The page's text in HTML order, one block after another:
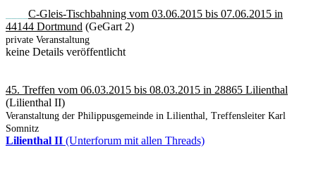
C-Gleis-Tischbahning vom 03.06.2015 bis 07.06.2015 in
44144 Dortmund (GeGart 2)
private Veranstaltung
keine Details veröffentlicht
45. Treffen vom 06.03.2015 bis 08.03.2015 in 28865 Lilienthal
(Lilienthal II)
Veranstaltung der Philippusgemeinde in Lilienthal, Treffensleiter Karl
Somnitz
Lilienthal II (Unterforum mit allen Threads)